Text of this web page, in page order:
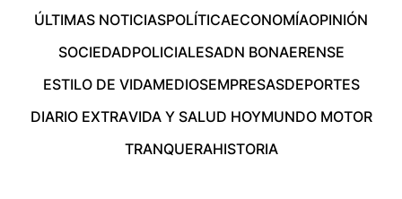
ÚLTIMAS NOTICIASPOLÍTICAECONOMÍAOPINIÓN
SOCIEDADPOLICIALESADN BONAERENSE
ESTILO DE VIDAMEDIOSEMPRESASDEPORTES
DIARIO EXTRAVIDA Y SALUD HOYMUNDO MOTOR
TRANQUERAHISTORIA